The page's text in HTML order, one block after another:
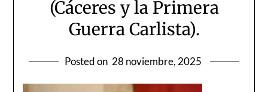
(Cáceres y la Primera
Guerra Carlista).
Posted on 28 noviembre, 2025